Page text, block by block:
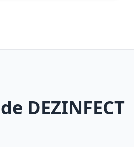
DEZINFECT